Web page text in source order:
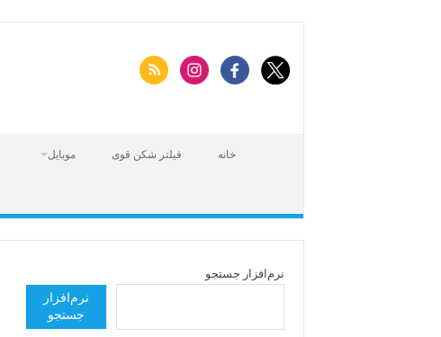
خانه فیلتر شکن قوی موبایل
نرم‌افزار جستجو
نرم‌افزار
جستجو